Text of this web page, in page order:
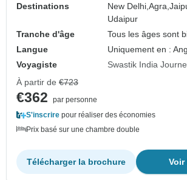
Destinations
New Delhi,Agra,
Udaipur
Tranche d'âge
Tous les âges sont
Langue
Uniquement en :
Voyagiste
Swastik India
À partir de €723
€362
par personne
S'inscrire pour réaliser des économies
Prix basé sur une chambre double
Télécharger la brochure